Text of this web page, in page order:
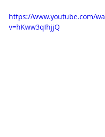
https://www.youtube.com/
v=hKww3qIhjjQ